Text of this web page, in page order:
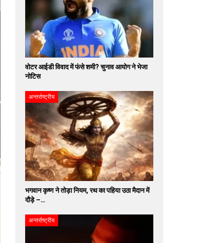
वोटर आईडी विवाद में फंसे शमी? चुनाव आयोग ने भेजा
नोटिस
अन्तर्राष्ट्रीय
भगवान कृष्ण ने तोड़ा नियम, रथ का पहिया उठा मैदान में
दौड़े –…
अन्तर्राष्ट्रीय